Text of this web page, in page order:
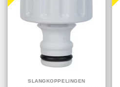
SLANGKOPPELINGEN